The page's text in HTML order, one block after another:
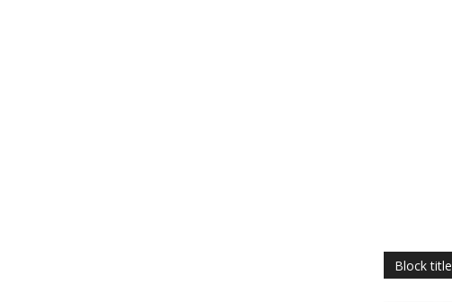
Block title